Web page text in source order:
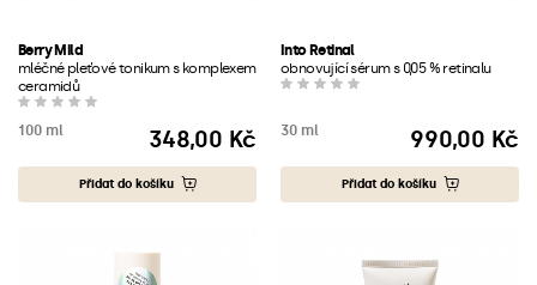
Berry Mild
mléčné pleťové tonikum s komplexem
ceramidů
100 ml
Cena
348,00 Kč
Přidat do košíku
Into Retinal
obnovující sérum s 0,05 % retinalu
30 ml
Cena
990,00 Kč
Přidat do košíku